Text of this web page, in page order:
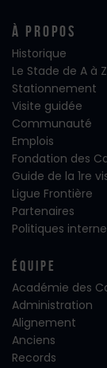
À propos
Historique
Le Stade de A à Z
Stationnement
Visite guidée
Communauté
Emplois
Fondation des
Guide de la 1re
Ligue Frontière
Partenaires
Politiques
Équipe
Académie des
Administration
Alignement
Anciens
Records